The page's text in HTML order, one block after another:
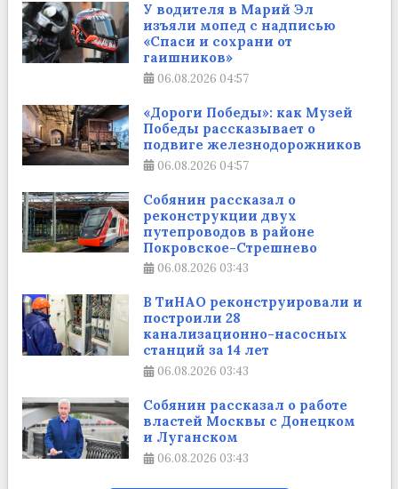
У водителя в Марий Эл
изъяли мопед с надписью
«Спаси и сохрани от
гаишников»
06.08.2026 04:57
«Дороги Победы»: как Музей
Победы рассказывает о
подвиге железнодорожников
06.08.2026 04:57
Собянин рассказал о
реконструкции двух
путепроводов в районе
Покровское-Стрешнево
06.08.2026 03:43
В ТиНАО реконструировали и
построили 28
канализационно-насосных
станций за 14 лет
06.08.2026 03:43
Собянин рассказал о работе
властей Москвы с Донецком
и Луганском
06.08.2026 03:43